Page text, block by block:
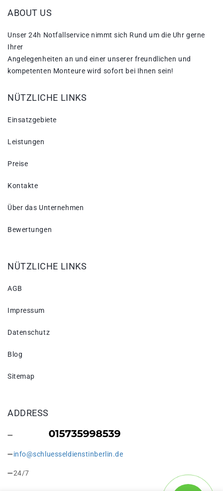
ABOUT US
Unser 24h Notfallservice nimmt sich Rund um die Uhr gerne
Ihrer
Angelegenheiten an und einer unserer freundlichen und
kompetenten Monteure wird sofort bei Ihnen sein!
NÜTZLICHE LINKS
Einsatzgebiete
Leistungen
Preise
Kontakte
Über das Unternehmen
Bewertungen
NÜTZLICHE LINKS
AGB
Impressum
Datenschutz
Blog
Sitemap
ADDRESS
info@schluesseldienstinberlin.de
24/7